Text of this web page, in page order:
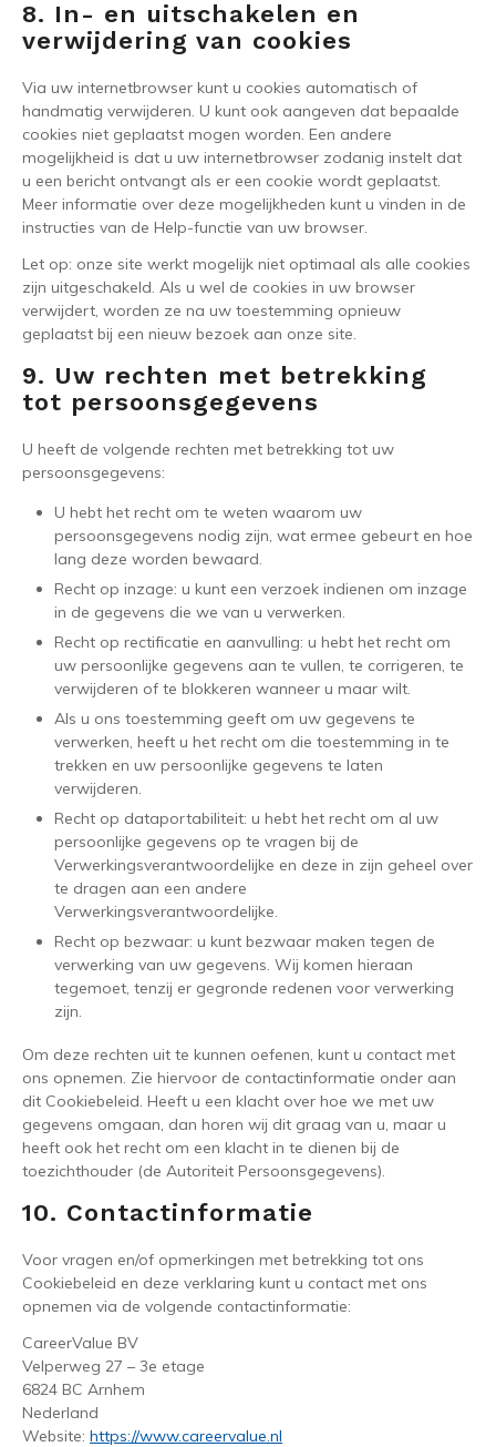
8. In- en uitschakelen en
verwijdering van cookies
Via uw internetbrowser kunt u cookies automatisch of
handmatig verwijderen. U kunt ook aangeven dat bepaalde
cookies niet geplaatst mogen worden. Een andere
mogelijkheid is dat u uw internetbrowser zodanig instelt dat
u een bericht ontvangt als er een cookie wordt geplaatst.
Meer informatie over deze mogelijkheden kunt u vinden in de
instructies van de Help-functie van uw browser.
Let op: onze site werkt mogelijk niet optimaal als alle cookies
zijn uitgeschakeld. Als u wel de cookies in uw browser
verwijdert, worden ze na uw toestemming opnieuw
geplaatst bij een nieuw bezoek aan onze site.
9. Uw rechten met betrekking
tot persoonsgegevens
U heeft de volgende rechten met betrekking tot uw
persoonsgegevens:
U hebt het recht om te weten waarom uw
persoonsgegevens nodig zijn, wat ermee gebeurt en hoe
lang deze worden bewaard.
Recht op inzage: u kunt een verzoek indienen om inzage
in de gegevens die we van u verwerken.
Recht op rectificatie en aanvulling: u hebt het recht om
uw persoonlijke gegevens aan te vullen, te corrigeren, te
verwijderen of te blokkeren wanneer u maar wilt.
Als u ons toestemming geeft om uw gegevens te
verwerken, heeft u het recht om die toestemming in te
trekken en uw persoonlijke gegevens te laten
verwijderen.
Recht op dataportabiliteit: u hebt het recht om al uw
persoonlijke gegevens op te vragen bij de
Verwerkingsverantwoordelijke en deze in zijn geheel over
te dragen aan een andere
Verwerkingsverantwoordelijke.
Recht op bezwaar: u kunt bezwaar maken tegen de
verwerking van uw gegevens. Wij komen hieraan
tegemoet, tenzij er gegronde redenen voor verwerking
zijn.
Om deze rechten uit te kunnen oefenen, kunt u contact met
ons opnemen. Zie hiervoor de contactinformatie onder aan
dit Cookiebeleid. Heeft u een klacht over hoe we met uw
gegevens omgaan, dan horen wij dit graag van u, maar u
heeft ook het recht om een klacht in te dienen bij de
toezichthouder (de Autoriteit Persoonsgegevens).
10. Contactinformatie
Voor vragen en/of opmerkingen met betrekking tot ons
Cookiebeleid en deze verklaring kunt u contact met ons
opnemen via de volgende contactinformatie:
CareerValue BV
Velperweg 27 – 3e etage
6824 BC Arnhem
Nederland
Website: https://www.careervalue.nl